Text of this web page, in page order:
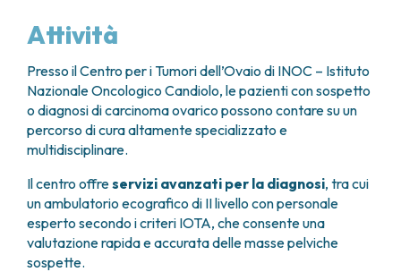
CONSULENZE
DIETETICA E NUTRIZIONE CLINICA
GENETICA MEDICA
PNEUMOLOGIA
PSICOLOGIA
ALTRE CONSULENZE
RICERCA CLINICA
RICERCA CLINICA E INNOVAZIONE
UNITÀ CLINICA DI FASE I
Attività
Presso il Centro per i Tumori dell’Ovaio di INOC – Istituto
Nazionale Oncologico Candiolo, le pazienti con sospetto
o diagnosi di carcinoma ovarico possono contare su un
percorso di cura altamente specializzato e
multidisciplinare.
Il centro offreservizi avanzati per la diagnosi, tra cui
un ambulatorio ecografico di II livello con personale
esperto secondo i criteri IOTA, che consente una
valutazione rapida e accurata delle masse pelviche
sospette.